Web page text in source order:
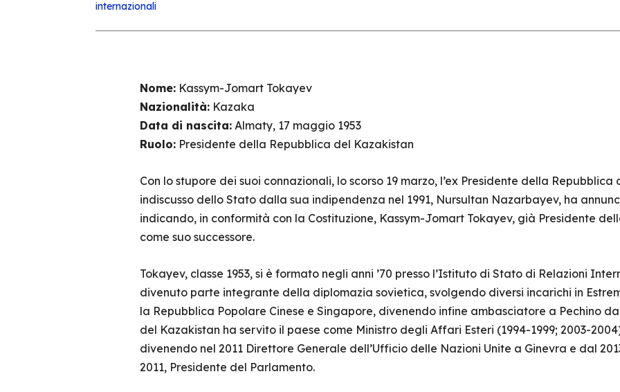
internazionali
Nome:Kassym-Jomart Tokayev
Nazionalità:Kazaka
Data di nascita:Almaty, 17 maggio 1953
Ruolo:Presidente della Repubblica del Kazakistan
Con lo stupore dei suoi connazionali, lo scorso 19 marzo, l’ex Presidente della
indiscusso dello Stato dalla sua indipendenza nel 1991, Nursultan Nazarbayev, ha
indicando, in conformità con la Costituzione, Kassym-Jomart Tokayev, già Presidente
come suo successore.
Tokayev, classe 1953, si è formato negli anni ’70 presso l’Istituto di Stato di Relazioni
divenuto parte integrante della diplomazia sovietica, svolgendo diversi incarichi in
la Repubblica Popolare Cinese e Singapore, divenendo infine ambasciatore a Pechino dal
del Kazakistan ha servito il paese come Ministro degli Affari Esteri (1994-1999; 2003-
divenendo nel 2011 Direttore Generale dell’Ufficio delle Nazioni Unite a Ginevra e dal
2011, Presidente del Parlamento.